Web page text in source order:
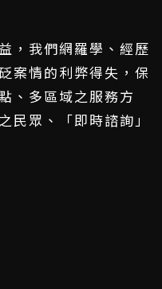
，我們網羅學、經歷
案情的利弊得失，保
、多區域之服務方
民眾、「即時諮詢」